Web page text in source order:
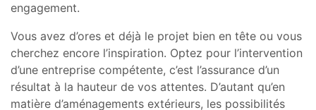
engagement.
Vous avez d’ores et déjà le projet bien en tête ou vous
cherchez encore l’inspiration. Optez pour l’intervention
d’une entreprise compétente, c’est l’assurance d’un
résultat à la hauteur de vos attentes. D’autant qu’en
matière d’aménagements extérieurs, les possibilités